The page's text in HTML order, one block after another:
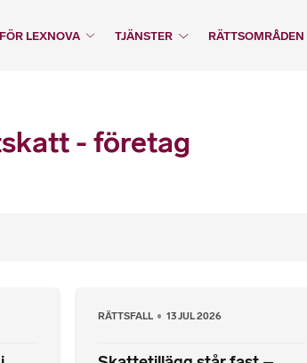
LEXNOVA TJÄNSTER RÄTTSOMRÅDEN
- företag
RÄTTSFALL 13 JUL 2026